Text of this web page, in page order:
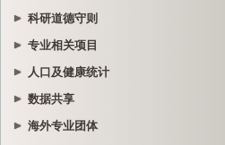
科研道德守则
专业相关项目
人口及健康统计
数据共享
海外专业团体